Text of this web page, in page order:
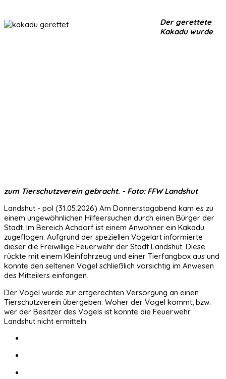
Der gerettete
Kakadu wurde
zum Tierschutzverein gebracht. - Foto: FFW Landshut
Landshut - pol (31.05.2026) Am Donnerstagabend kam es zu
einem ungewöhnlichen Hilfeersuchen durch einen Bürger der
Stadt. Im Bereich Achdorf ist einem Anwohner ein Kakadu
zugeflogen. Aufgrund der speziellen Vogelart informierte
dieser die Freiwillige Feuerwehr der Stadt Landshut. Diese
rückte mit einem Kleinfahrzeug und einer Tierfangbox aus und
konnte den seltenen Vogel schließlich vorsichtig im Anwesen
des Mitteilers einfangen.
Der Vogel wurde zur artgerechten Versorgung an einen
Tierschutzverein übergeben. Woher der Vogel kommt, bzw.
wer der Besitzer des Vogels ist konnte die Feuerwehr
Landshut nicht ermitteln.